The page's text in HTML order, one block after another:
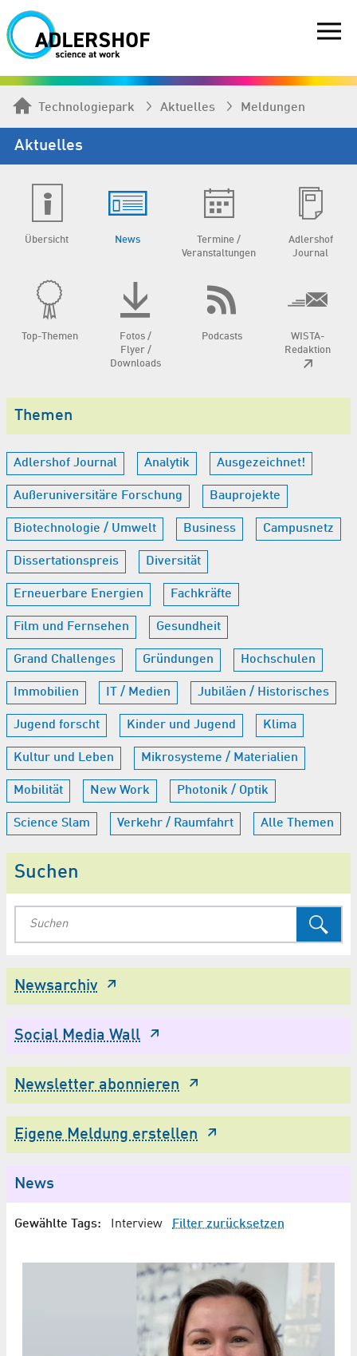
Technologiepark Aktuelles Meldungen
Aktuelles
Übersicht News
Termine /
Veranstaltungen
Adlershof
Journal
Top-Themen
Fotos /
Flyer /
Downloads
Podcasts
WISTA-
Redaktion
Themen
Adlershof Journal Analytik Ausgezeichnet!
Außeruniversitäre Forschung Bauprojekte
Biotechnologie / Umwelt Business Campusnetz
Dissertationspreis Diversität
Erneuerbare Energien Fachkräfte
Film und Fernsehen Gesundheit
Grand Challenges Gründungen Hochschulen
Immobilien IT / Medien Jubiläen / Historisches
Jugend forscht Kinder und Jugend Klima
Kultur und Leben Mikrosysteme / Materialien
Mobilität New Work Photonik / Optik
Science Slam Verkehr / Raumfahrt Alle Themen
Suchen
Newsarchiv
Social Media Wall
Newsletter abonnieren
Eigene Meldung erstellen
News
Gewählte Tags: Interview Filter zurücksetzen